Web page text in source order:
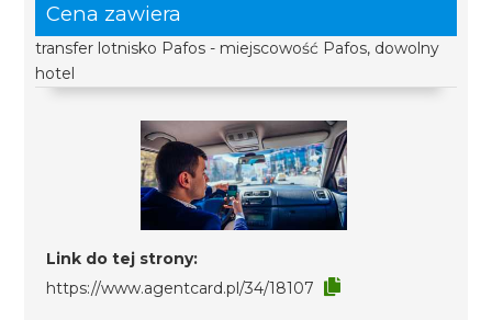
Cena zawiera
transfer lotnisko Pafos - miejscowość Pafos, dowolny
hotel
Link do tej strony:
https://www.agentcard.pl/34/18107